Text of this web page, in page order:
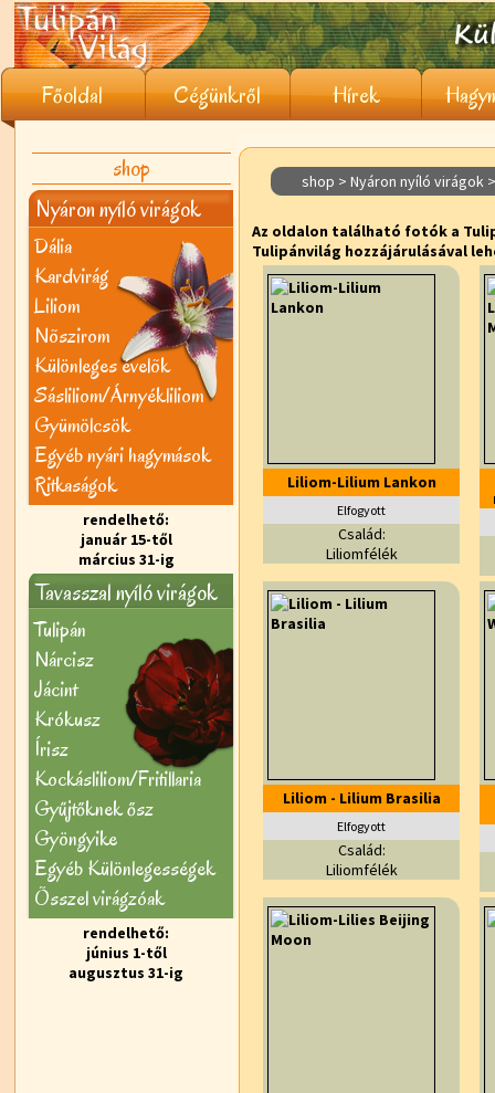
Főoldal Cégünkről Hírek
shop
Nyáron nyíló virágok
Dália
Kardvirág
Liliom
Nõszirom
Különleges évelõk
Sásliliom/Árnyékliliom
Gyümölcsök
Egyéb nyári hagymások
Ritkaságok
rendelhető:
január 15-től
március 31-ig
Tavasszal nyíló virágok
Tulipán
Nárcisz
Jácint
Krókusz
Írisz
Kockásliliom/Fritillaria
Gyűjtőknek ősz
Gyöngyike
Egyéb Különlegességek
Õsszel virágzóak
rendelhető:
június 1-től
augusztus 31-ig
shop > Nyáron nyíló virágok
Az oldalon található fotók a
Tulipánvilág hozzájárulásával
Liliom-Lilium Lankon
Elfogyott
Család:
Liliomfélék
Liliom - Lilium Brasilia
Elfogyott
Család:
Liliomfélék